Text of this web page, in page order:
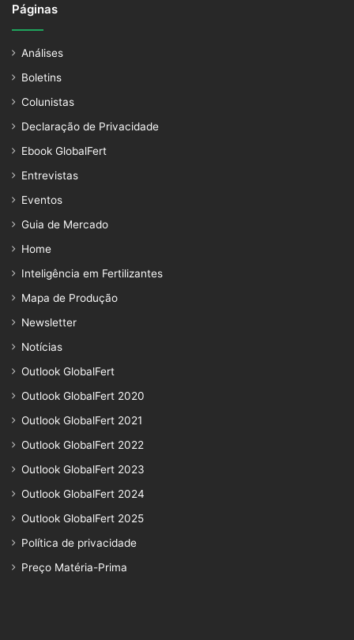
Páginas
Análises
Boletins
Colunistas
Declaração de Privacidade
Ebook GlobalFert
Entrevistas
Eventos
Guia de Mercado
Home
Inteligência em Fertilizantes
Mapa de Produção
Newsletter
Notícias
Outlook GlobalFert
Outlook GlobalFert 2020
Outlook GlobalFert 2021
Outlook GlobalFert 2022
Outlook GlobalFert 2023
Outlook GlobalFert 2024
Outlook GlobalFert 2025
Política de privacidade
Preço Matéria-Prima